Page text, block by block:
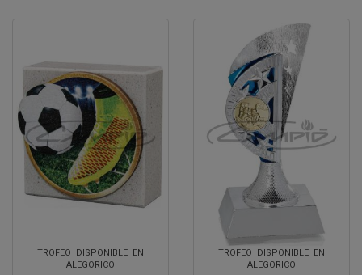
TROFEO DISPONIBLE EN
ALEGORICO
TROFEO DISPONIBLE EN
ALEGORICO